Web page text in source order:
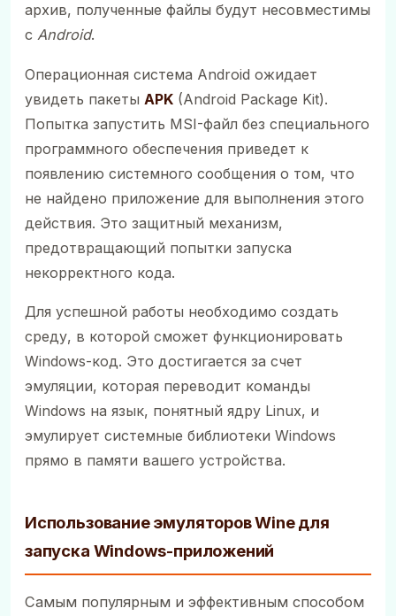
архив, полученные файлы будут несовместимы
с Android.
Операционная система Android ожидает
увидеть пакеты APK (Android Package Kit).
Попытка запустить MSI-файл без специального
программного обеспечения приведет к
появлению системного сообщения о том, что
не найдено приложение для выполнения этого
действия. Это защитный механизм,
предотвращающий попытки запуска
некорректного кода.
Для успешной работы необходимо создать
среду, в которой сможет функционировать
Windows-код. Это достигается за счет
эмуляции, которая переводит команды
Windows на язык, понятный ядру Linux, и
эмулирует системные библиотеки Windows
прямо в памяти вашего устройства.
Использование эмуляторов Wine для
запуска Windows-приложений
Самым популярным и эффективным способом